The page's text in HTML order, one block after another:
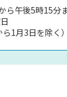
ら午後5時15分
1月3日を除く）